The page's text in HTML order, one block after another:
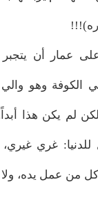
عمار أن يتجبر
الكوفة وهو
لم يكن هذا
للدنيا: غري
من عمل يده،